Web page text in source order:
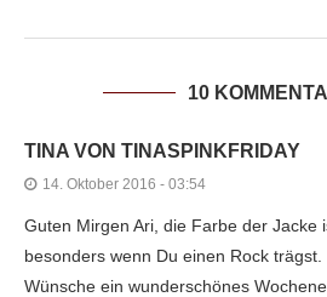
10
TINA VON TINASPINKFRIDAY
14. Oktober 2016 - 03:54
Guten Mirgen Ari, die Farbe der Jacke
besonders wenn Du einen Rock trägst.
Wünsche ein wunderschönes